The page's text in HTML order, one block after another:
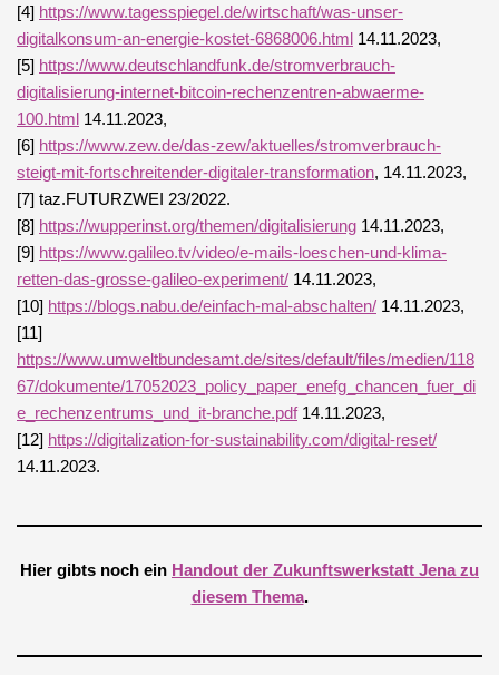
[4] https://www.tagesspiegel.de/wirtschaft/was-unser-
digitalkonsum-an-energie-kostet-6868006.html 14.11.2023,
[5] https://www.deutschlandfunk.de/stromverbrauch-
digitalisierung-internet-bitcoin-rechenzentren-abwaerme-
100.html 14.11.2023,
[6] https://www.zew.de/das-zew/aktuelles/stromverbrauch-
steigt-mit-fortschreitender-digitaler-transformation, 14.11.2023,
[7] taz.FUTURZWEI 23/2022.
[8] https://wupperinst.org/themen/digitalisierung 14.11.2023,
[9] https://www.galileo.tv/video/e-mails-loeschen-und-klima-
retten-das-grosse-galileo-experiment/ 14.11.2023,
[10] https://blogs.nabu.de/einfach-mal-abschalten/ 14.11.2023,
[11]
https://www.umweltbundesamt.de/sites/default/files/medien/118
67/dokumente/17052023_policy_paper_enefg_chancen_fuer_di
e_rechenzentrums_und_it-branche.pdf14.11.2023,
[12] https://digitalization-for-sustainability.com/digital-reset/
14.11.2023.
Hier gibts noch ein Handout der Zukunftswerkstatt Jena zu
diesem Thema.